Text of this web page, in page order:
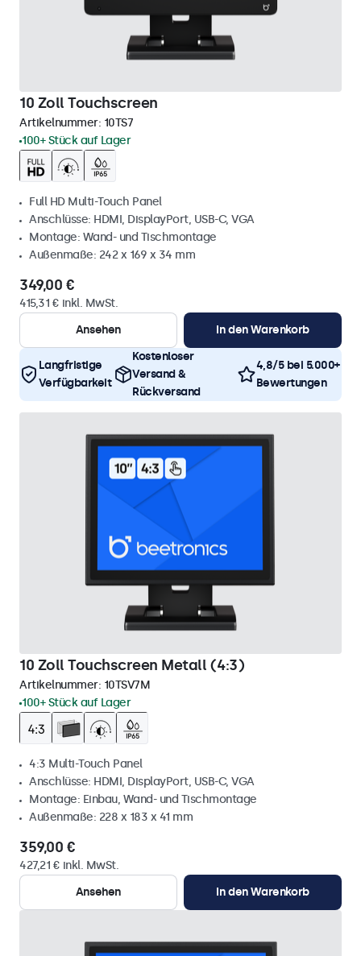
10 Zoll Touchscreen
Artikelnummer: 10TS7
100+ Stück auf Lager
Full HD Multi-Touch Panel
Anschlüsse: HDMI, DisplayPort, USB-C, VGA
Montage: Wand- und Tischmontage
Außenmaße: 242 x 169 x 34 mm
349,00 €
415,31 € inkl. MwSt.
Ansehen
In den Warenkorb
Langfristige
Verfügbarkeit
Kostenloser
Versand &
Rückversand
4,8/5 bei 5.000+
Bewertungen
10 Zoll Touchscreen Metall (4:3)
Artikelnummer: 10TSV7M
100+ Stück auf Lager
4:3 Multi-Touch Panel
Anschlüsse: HDMI, DisplayPort, USB-C, VGA
Montage: Einbau, Wand- und Tischmontage
Außenmaße: 228 x 183 x 41 mm
359,00 €
427,21 € inkl. MwSt.
Ansehen
In den Warenkorb